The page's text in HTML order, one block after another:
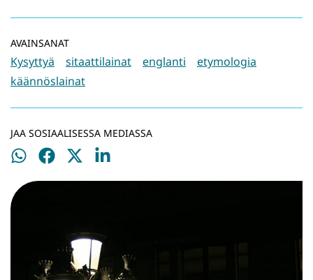
AVAINSANAT
Kysyttyä sitaattilainat englanti
etymologia
käännöslainat
JAA SOSIAALISESSA MEDIASSA
Jaa
Jaa
Jaa
Jaa